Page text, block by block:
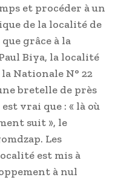
et procéder à un
de la localité de
grâce à la
Biya, la localité
Nationale N° 22
bretelle de près
vrai que : « là où
suit », le
Les
est mis à
à nul